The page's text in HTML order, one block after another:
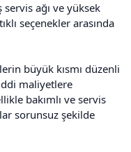
ağı ve yüksek
seçenekler arasında
büyük kısmı düzenli
maliyetlere
bakımlı ve servis
sorunsuz şekilde